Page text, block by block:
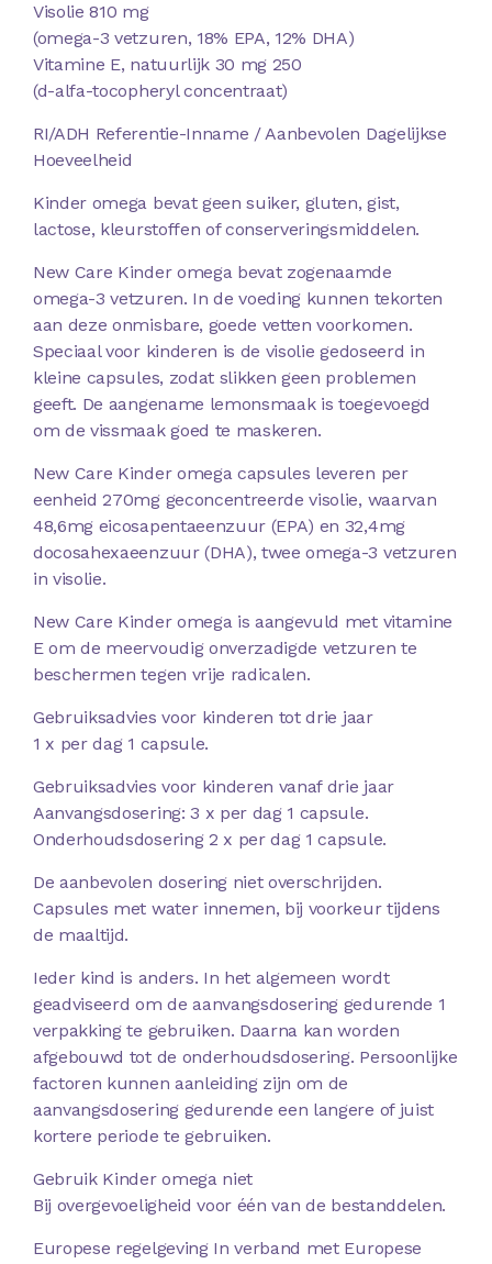
Visolie 810 mg
(omega-3 vetzuren, 18% EPA, 12% DHA)
Vitamine E, natuurlijk 30 mg 250
(d-alfa-tocopheryl concentraat)
RI/ADH Referentie-Inname / Aanbevolen Dagelijkse
Hoeveelheid
Kinder omega bevat geen suiker, gluten, gist,
lactose, kleurstoffen of conserveringsmiddelen.
New Care Kinder omega bevat zogenaamde
omega-3 vetzuren. In de voeding kunnen tekorten
aan deze onmisbare, goede vetten voorkomen.
Speciaal voor kinderen is de visolie gedoseerd in
kleine capsules, zodat slikken geen problemen
geeft. De aangename lemonsmaak is toegevoegd
om de vissmaak goed te maskeren.
New Care Kinder omega capsules leveren per
eenheid 270mg geconcentreerde visolie, waarvan
48,6mg eicosapentaeenzuur (EPA) en 32,4mg
docosahexaeenzuur (DHA), twee omega-3 vetzuren
in visolie.
New Care Kinder omega is aangevuld met vitamine
E om de meervoudig onverzadigde vetzuren te
beschermen tegen vrije radicalen.
Gebruiksadvies voor kinderen tot drie jaar
1 x per dag 1 capsule.
Gebruiksadvies voor kinderen vanaf drie jaar
Aanvangsdosering: 3 x per dag 1 capsule.
Onderhoudsdosering 2 x per dag 1 capsule.
De aanbevolen dosering niet overschrijden.
Capsules met water innemen, bij voorkeur tijdens
de maaltijd.
Ieder kind is anders. In het algemeen wordt
geadviseerd om de aanvangsdosering gedurende 1
verpakking te gebruiken. Daarna kan worden
afgebouwd tot de onderhoudsdosering. Persoonlijke
factoren kunnen aanleiding zijn om de
aanvangsdosering gedurende een langere of juist
kortere periode te gebruiken.
Gebruik Kinder omega niet
Bij overgevoeligheid voor één van de bestanddelen.
Europese regelgeving In verband met Europese